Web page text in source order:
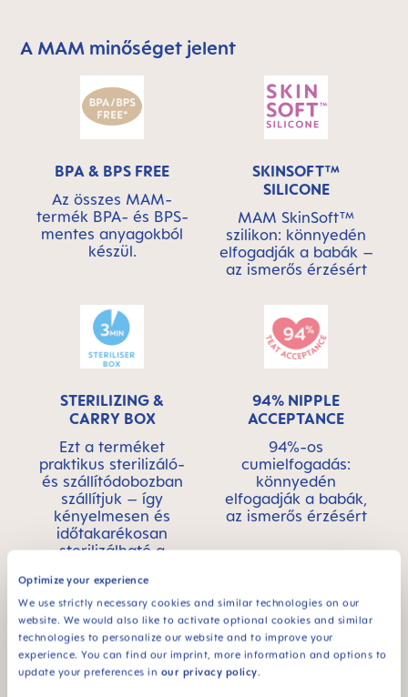
Optimize your experience
We use strictly necessary cookies and similar technologies on our
website. We would also like to activate optional cookies and similar
technologies to personalize our website and to improve your
experience. You can find our imprint, more information and options to
update your preferences in our privacy policy.
Skip MAM Means Quality Icon Bar
A MAM minőséget jelent
BPA & BPS FREE
Az összes MAM-
termék BPA- és BPS-
mentes anyagokból
készül.
SKINSOFT™
SILICONE
MAM SkinSoft™
szilikon: könnyedén
elfogadják a babák –
az ismerős érzésért
STERILIZING &
CARRY BOX
Ezt a terméket
praktikus sterilizáló-
és szállítódobozban
szállítjuk – így
kényelmesen és
időtakarékosan
sterilizálható a
sütőben
94% NIPPLE
ACCEPTANCE
94%-os
cumielfogadás:
könnyedén
elfogadják a babák,
az ismerős érzésért